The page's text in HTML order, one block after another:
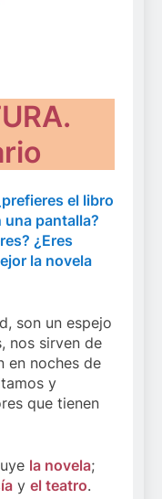
el libro
una pantalla?
¿Eres
la novela
son un espejo
nos sirven de
en noches de
y
que tienen
la novela;
y el teatro.